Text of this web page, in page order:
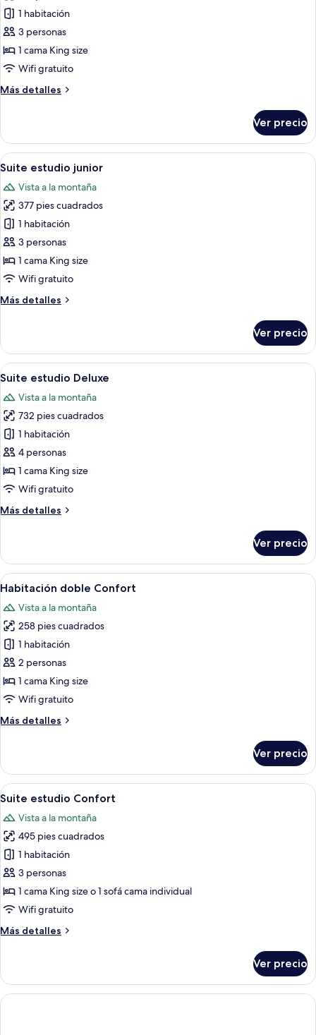
de
Suite
estudio
clásica
1 habitación
3 personas
1 cama King size
Wifi gratuito
Más detalles
Más
estudio
clásica
Ver precio
Abrir
todas
las
fotos
de
Suite
estudio
junior
Habitación de hotel con piso de
6
Suite estudio junior
Vista a la montaña
377 pies cuadrados
1 habitación
3 personas
1 cama King size
Wifi gratuito
Más detalles
Más
estudio
junior
Ver precio
Abrir
todas
las
fotos
de
Suite
estudio
Deluxe
Habitación de hotel con una mesa
7
Suite estudio Deluxe
Vista a la montaña
732 pies cuadrados
1 habitación
4 personas
1 cama King size
Wifi gratuito
Más detalles
Más
estudio
Deluxe
Ver precio
Abrir
todas
las
fotos
de
Habitación
doble
Confort
Una habitación con paneles de
9
Habitación doble Confort
Vista a la montaña
258 pies cuadrados
1 habitación
2 personas
1 cama King size
Wifi gratuito
Más detalles
Más
doble
Confort
Ver precio
Abrir
todas
las
fotos
de
Suite
estudio
Confort
Un dormitorio acogedor con cama,
9
Suite estudio Confort
Vista a la montaña
495 pies cuadrados
1 habitación
3 personas
1 cama King size o 1 sofá cama individual
Wifi gratuito
Más detalles
Más
estudio
Confort
Ver precio